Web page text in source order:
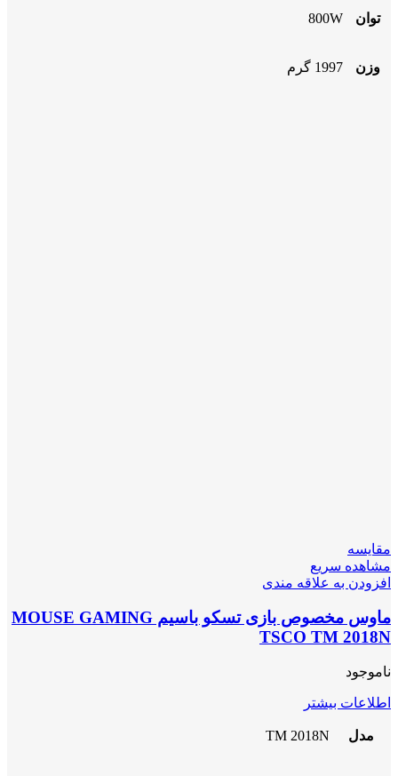
توان 800W
وزن 1997 گرم
مقایسه
مشاهده سریع
افزودن به علاقه مندی
ماوس مخصوص بازی تسکو باسیم MOUSE GAMING
TSCO TM 2018N
ناموجود
اطلاعات بیشتر
مدل TM 2018N